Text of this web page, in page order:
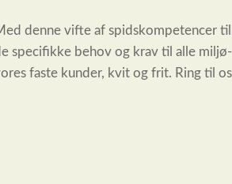
denne vifte af spidskompetencer
specifikke behov og krav til alle
faste kunder, kvit og frit. Ring til